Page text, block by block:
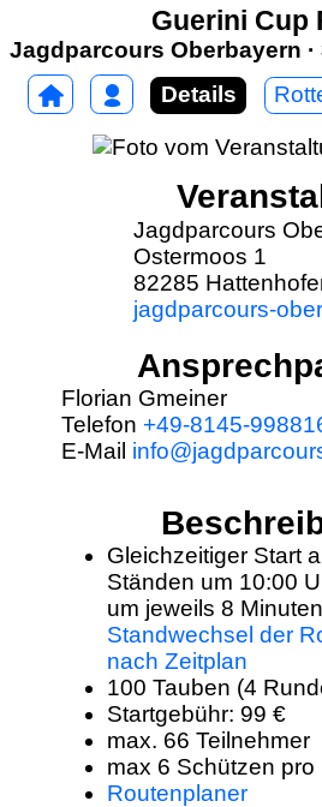
Guerini Cup
Jagdparcours Oberbayern ·
Details
Jagdparcours
Ostermoos 1
82285
jagdparcours-
Florian Gmeiner
Telefon +49-8145-
E-Mail
Gleichzeitiger Start
Ständen um 10:00
um jeweils 8
Standwechsel der
nach Zeitplan
100 Tauben (4
Startgebühr: 99 €
max. 66 Teilnehmer
max 6 Schützen pro
Routenplaner